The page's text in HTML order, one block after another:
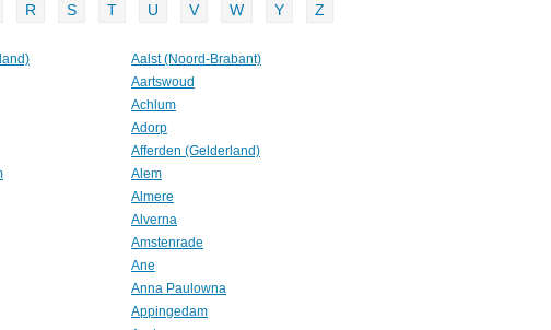
R S T U V W Y Z
Aalst (Noord-Brabant)
Aartswoud
Achlum
Adorp
Afferden (Gelderland)
Alem
Almere
Alverna
Amstenrade
Ane
Anna Paulowna
Appingedam